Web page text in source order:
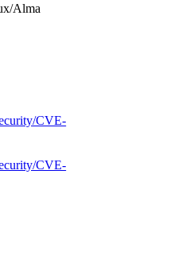
Alma
CVE-
CVE-